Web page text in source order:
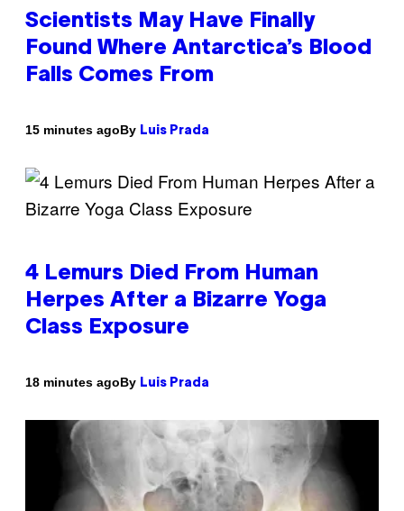
Scientists May Have Finally
Found Where Antarctica’s Blood
Falls Comes From
15 minutes agoBy Luis Prada
4 Lemurs Died From Human
Herpes After a Bizarre Yoga
Class Exposure
18 minutes agoBy Luis Prada